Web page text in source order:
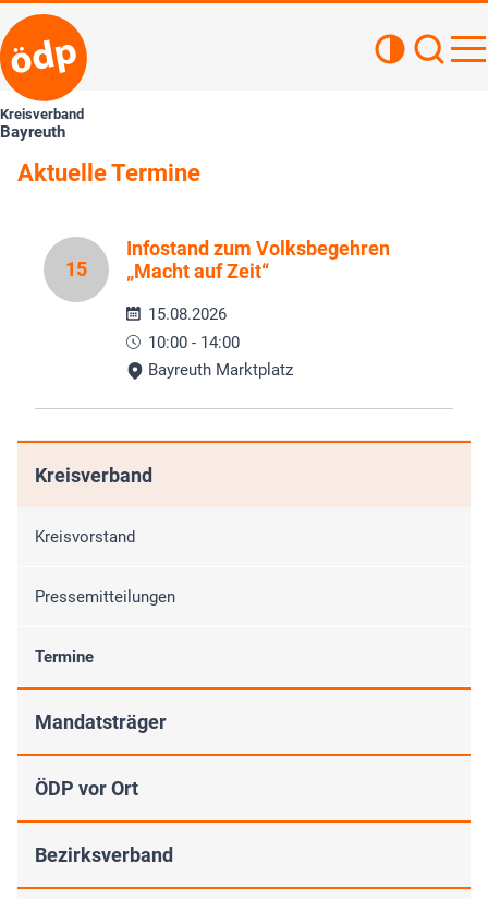
Kreisverband
Bayreuth
Aktuelle Termine
15
Infostand zum Volksbegehren
„Macht auf Zeit“
15.08.2026
10:00 - 14:00
Bayreuth Marktplatz
Kreisverband
Kreisvorstand
Pressemitteilungen
Termine
Mandatsträger
ÖDP vor Ort
Bezirksverband